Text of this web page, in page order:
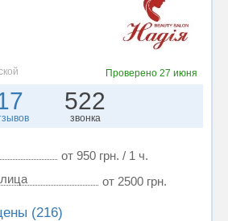
Проверено 27 июня
522
звонка
от 950 грн. / 1 ч.
от 2500 грн.
(216)